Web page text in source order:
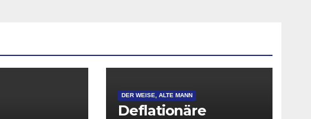
DER WEISE, ALTE MANN
Deflationäre